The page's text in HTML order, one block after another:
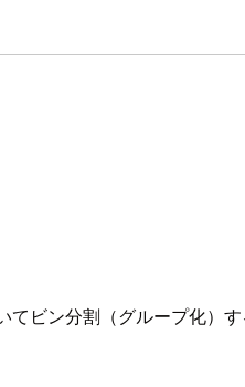
ビン分割（グループ化）